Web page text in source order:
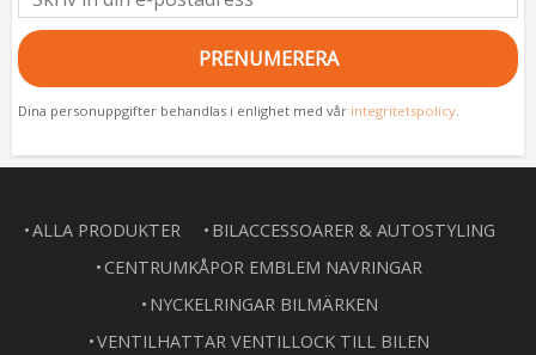
PRENUMERERA
Dina personuppgifter behandlas i enlighet med vår integritetspolicy
ALLA PRODUKTER
BILACCESSOARER & AUTOSTYLING
CENTRUMKÅPOR EMBLEM NAVRINGAR
NYCKELRINGAR BILMÄRKEN
VENTILHATTAR VENTILLOCK TILL BILEN